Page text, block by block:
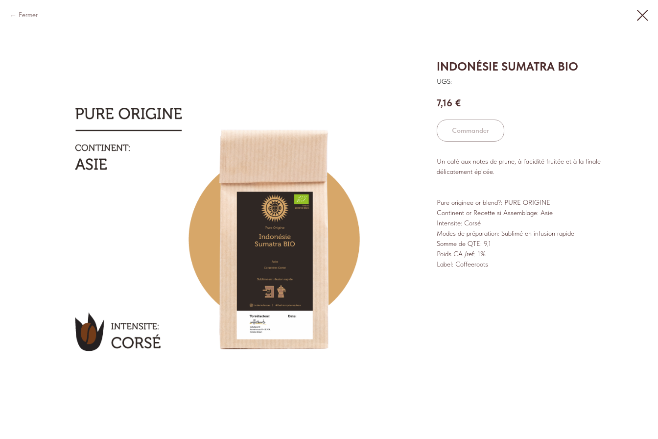
Fermer
INDONÉSIE SUMATRA BIO
UGS:
7,16 €
Commander
Un café aux notes de prune, à l’acidité fruitée et à la finale
délicatement épicée.
Pure originee or blend?: PURE ORIGINE
Continent or Recette si Assemblage: Asie
Intensite: Corsé
Modes de préparation: Sublimé en infusion rapide
Somme de QTE: 9,1
Poids CA /ref: 1%
Label: Coffeeroots